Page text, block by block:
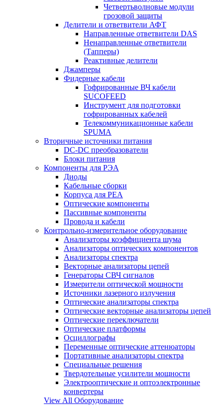
Четвертьволновые модули
грозовой защиты
Делители и ответвители АФТ
Направленные ответвители DAS
Ненаправленные ответвители
(Тапперы)
Реактивные делители
Джамперы
Фидерные кабели
Гофрированные ВЧ кабели
SUCOFEED
Инструмент для подготовки
гофрированных кабелей
Телекоммуникационные кабели
SPUMA
Вторичные источники питания
DC-DC преобразователи
Блоки питания
Компоненты для РЭА
Диоды
Кабельные сборки
Корпуса для РЕА
Оптические компоненты
Пассивные компоненты
Провода и кабели
Контрольно-измерительное оборудование
Анализаторы коэффициента шума
Анализаторы оптических компонентов
Анализаторы спектра
Векторные анализаторы цепей
Генераторы СВЧ сигналов
Измерители оптической мощности
Источники лазерного излучения
Оптические анализаторы спектра
Оптические векторные анализаторы цепей
Оптические переключатели
Оптические платформы
Осциллографы
Переменные оптические аттенюаторы
Портативные анализаторы спектра
Специальные решения
Твердотельные усилители мощности
Электрооптические и оптоэлектронные
конвертеры
View All Оборудование